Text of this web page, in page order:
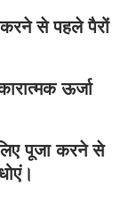
से पहले पैरों
ऊर्जा
पूजा करने से